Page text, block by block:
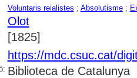
Voluntaris reialistes ; Absolutisme;
Olot
[1825]
https://mdc.csuc.cat/
Biblioteca de Catalunya